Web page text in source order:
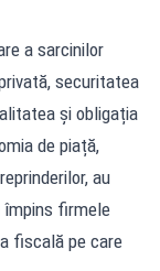
a sarcinilor
securitatea
și obligația
de piață,
au
împins firmele
fiscală pe care